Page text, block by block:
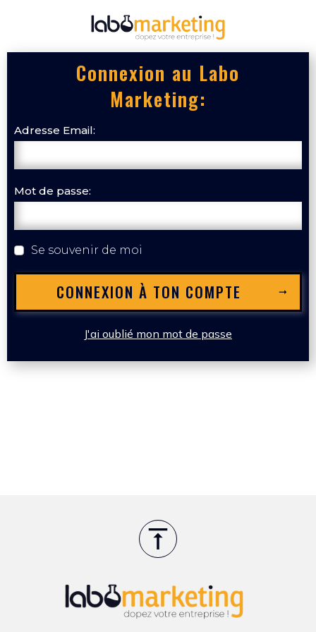
Connexion au Labo
Marketing:
Adresse Email:
Mot de passe:
Se souvenir de moi
CONNEXION À TON COMPTE
J'ai oublié mon mot de passe